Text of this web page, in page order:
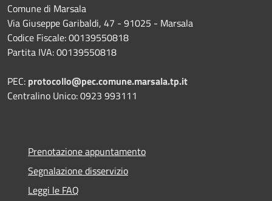
Comune di Marsala
Via Giuseppe Garibaldi, 47 - 91025 - Marsala
Codice Fiscale: 00139550818
Partita IVA: 00139550818
PEC: protocollo@pec.comune.marsala.tp.it
Centralino Unico: 0923 993111
Prenotazione appuntamento
Segnalazione disservizio
Leggi le FAQ